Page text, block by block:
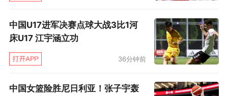
中国U17进军决赛点球大战3比1河
床U17 江宇涵立功
36分钟前
中国女篮险胜尼日利亚！张子宇轰